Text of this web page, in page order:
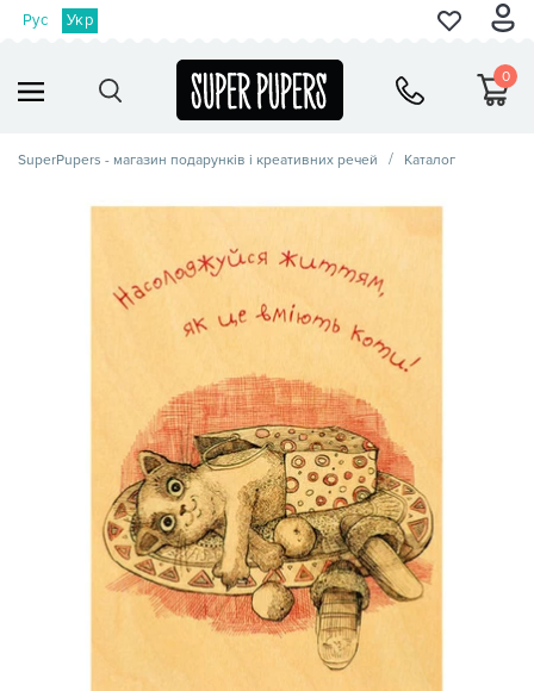
Рус Укр
0
SuperPupers - магазин подарунків і креативних речей Каталог